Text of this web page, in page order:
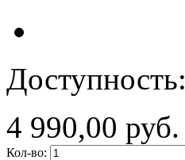
Доступность:
4 990,00 руб.
Кол-во: